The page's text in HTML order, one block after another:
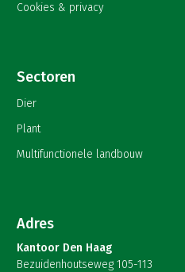
Cookies & privacy
Sectoren
Dier
Plant
Multifunctionele landbouw
Adres
Kantoor Den Haag
Bezuidenhoutseweg 105-113